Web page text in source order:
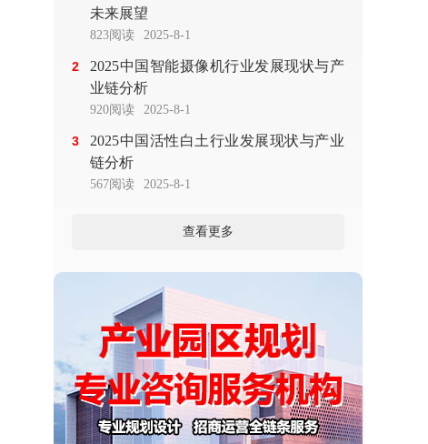
未来展望
823阅读 2025-8-1
2
2025中国智能摄像机行业发展现状与产
业链分析
920阅读 2025-8-1
3
2025中国活性白土行业发展现状与产业
链分析
567阅读 2025-8-1
查看更多